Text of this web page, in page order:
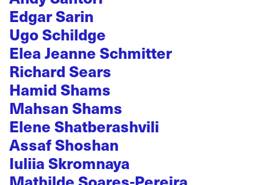
Edgar Sarin
Ugo Schildge
Elea Jeanne Schmitter
Richard Sears
Hamid Shams
Mahsan Shams
Elene Shatberashvili
Assaf Shoshan
Iuliia Skromnaya